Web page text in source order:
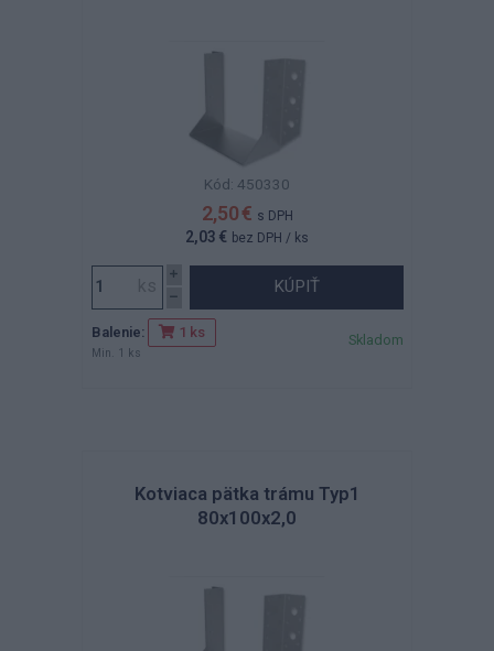
Kód: 450330
2,50 € s DPH
2,03 € bez DPH / ks
KÚPIŤ
Balenie: 1 ks
Min. 1 ks
Skladom
Kotviaca pätka trámu Typ1
80x100x2,0